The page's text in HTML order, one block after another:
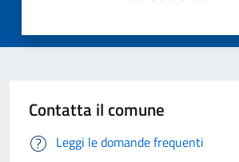
Contatta il comune
Leggi le domande frequenti